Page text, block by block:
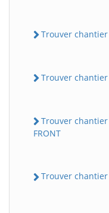
Trouver chantier
Trouver
Trouver chantier
FRONT
Trouver